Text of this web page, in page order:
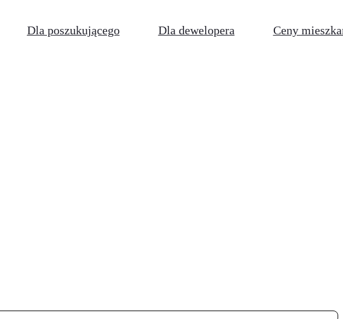
Dla poszukującego Dla dewelopera Ceny